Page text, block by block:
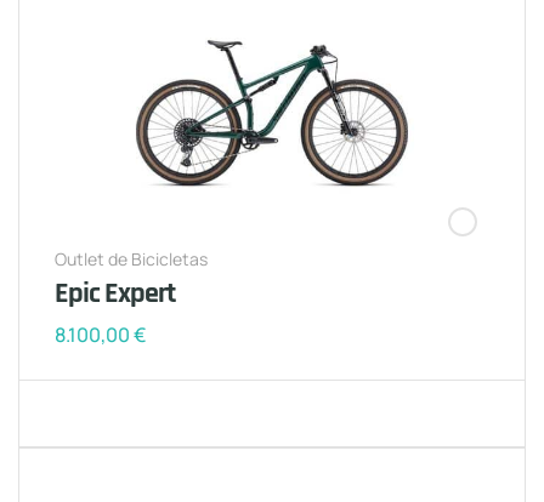
Outlet de Bicicletas
Epic Expert
8.100,00€